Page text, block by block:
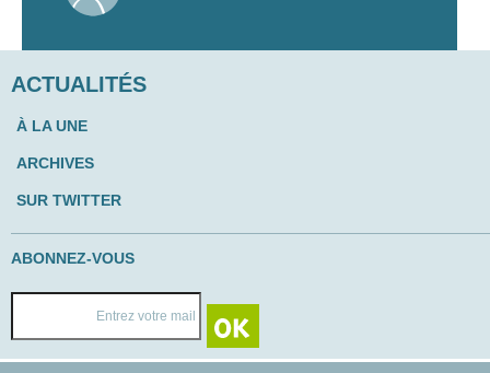
ACTUALITÉS
À LA UNE
ARCHIVES
SUR TWITTER
ABONNEZ-VOUS